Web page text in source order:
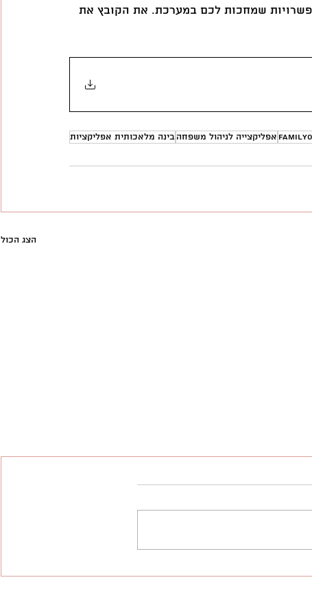
שמחכות לכם במערכת. את הקובץ את
אפליקצייה לניהול משפחהבינה מלאכותית אפליקציות
הצג הכול